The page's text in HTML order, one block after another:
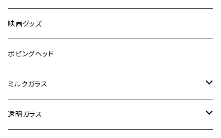
有名人
キャラクター
オートバイ
観光
映画グッズ
ボビングヘッド
ミルクガラス
ヘーゼルアトラス
透明ガラス